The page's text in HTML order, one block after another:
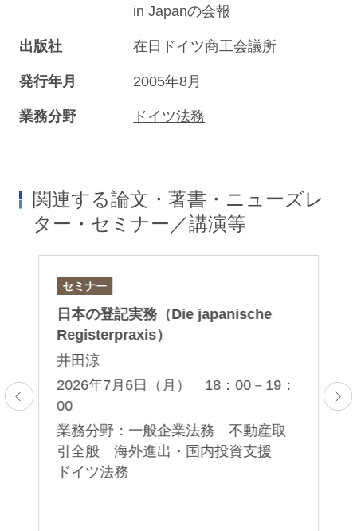
in Japanの会報
出版社 在日ドイツ商工会議所
発行年月 2005年8月
業務分野 ドイツ法務
関連する論文・著書・ニューズレ
ター・セミナー／講演等
セミナー
日本の登記実務（Die japanische
Registerpraxis）
井田涼
2026年7月6日（月） 18：00－19：
00
業務分野：一般企業法務 不動産取
引全般 海外進出・国内投資支援
ドイツ法務